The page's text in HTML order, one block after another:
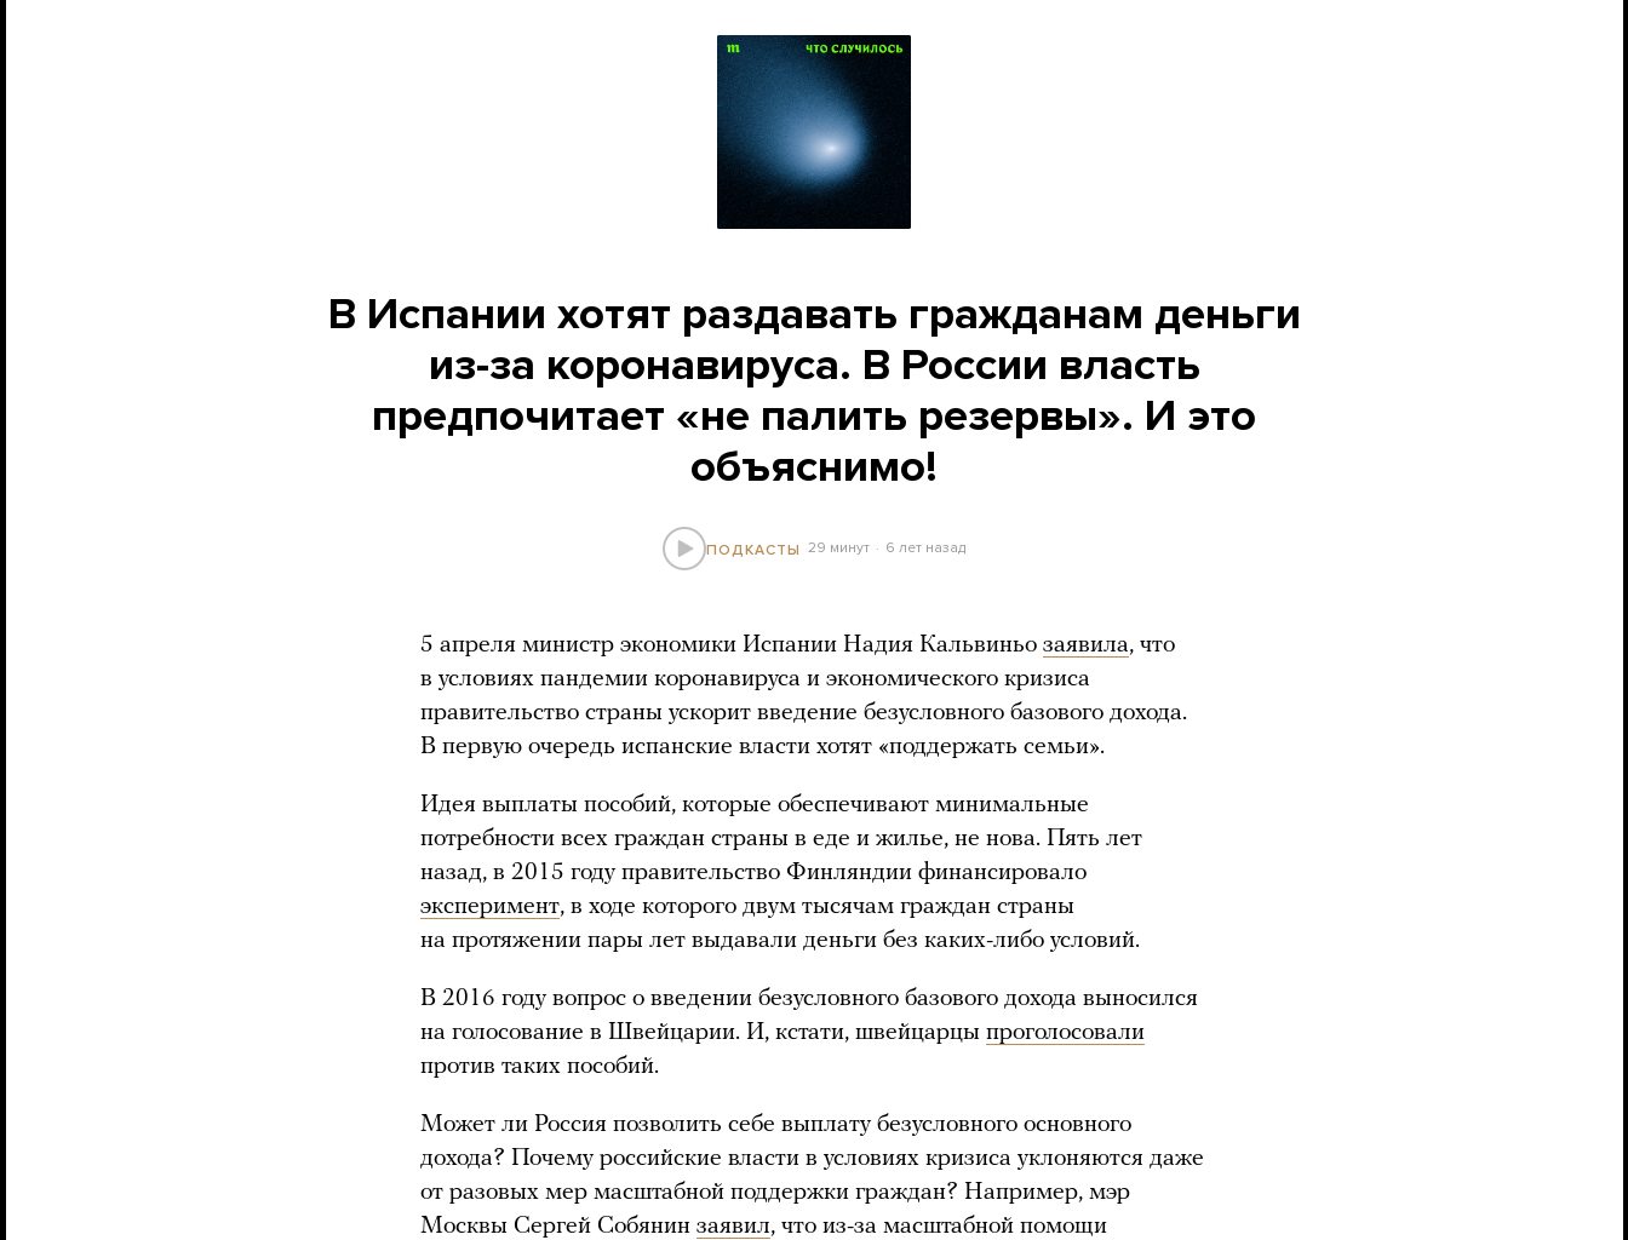
В Испании хотят раздавать гражданам деньги
из-за коронавируса. В России власть
предпочитает «не палить резервы». И это
объяснимо!
ПОДКАСТЫ 29 минут 6 лет назад
5 апреля министр экономики Испании Надия Кальвиньо заявила, что
в условиях пандемии коронавируса и экономического кризиса
правительство страны ускорит введение безусловного базового дохода.
В первую очередь испанские власти хотят «поддержать семьи».
Идея выплаты пособий, которые обеспечивают минимальные
потребности всех граждан страны в еде и жилье, не нова. Пять лет
назад, в 2015 году правительство Финляндии финансировало
эксперимент, в ходе которого двум тысячам граждан страны
на протяжении пары лет выдавали деньги без каких-либо условий.
В 2016 году вопрос о введении безусловного базового дохода выносился
на голосование в Швейцарии. И, кстати, швейцарцы проголосовали
против таких пособий.
Может ли Россия позволить себе выплату безусловного основного
дохода? Почему российские власти в условиях кризиса уклоняются даже
от разовых мер масштабной поддержки граждан? Например, мэр
Москвы Сергей Собянин заявил, что из-за масштабной помощи